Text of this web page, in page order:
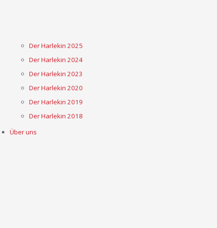
Der Harlekin 2025
Der Harlekin 2024
Der Harlekin 2023
Der Harlekin 2020
Der Harlekin 2019
Der Harlekin 2018
Über uns